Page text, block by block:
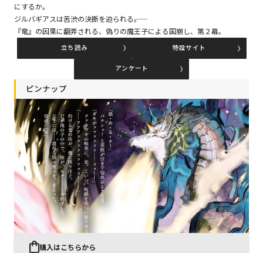
コミックエッセイ
閉じる
にするか。
ジルバギアスは苦渋の決断を迫られる――。
『竜』の因果に翻弄される、偽りの魔王子による国崩し、第２幕。
立ち読み 特設サイト
アンケート
ピンナップ
購入はこちらから